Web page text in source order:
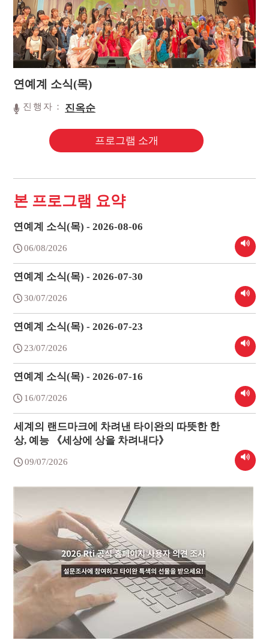
연예계 소식(목)
진행자： 진옥순
프로그램 소개
본 프로그램 요약
연예계 소식(목) - 2026-08-06
06/08/2026
연예계 소식(목) - 2026-07-30
30/07/2026
연예계 소식(목) - 2026-07-23
23/07/2026
연예계 소식(목) - 2026-07-16
16/07/2026
세계의 랜드마크에 차려낸 타이완의 따뜻한 한
상, 예능 《세상에 상을 차려내다》
09/07/2026